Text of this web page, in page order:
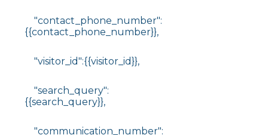
"contact_phone_number":
{{contact_phone_number}},
"visitor_id":{{visitor_id}},
"search_query":
{{search_query}},
"communication_number":